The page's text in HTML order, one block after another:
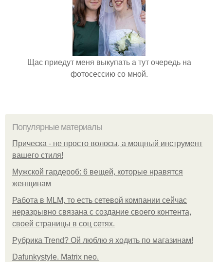
Щас приедут меня выкупать а тут очередь на
фотосессию со мной.
Популярные материалы
Прическа - не просто волосы, а мощный инструмент
вашего стиля!
Мужской гардероб: 6 вещей, которые нравятся
женщинам
Работа в MLM, то есть сетевой компании сейчас
неразрывно связана с создание своего контента,
своей страницы в соц сетях.
Рубрика Trend? Ой люблю я ходить по магазинам!
Dafunkystyle. Matrix neo.